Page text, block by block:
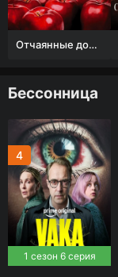
Отчаянные домохозяйки (1 сезон)
Бессонница
4
1 сезон 6 серия